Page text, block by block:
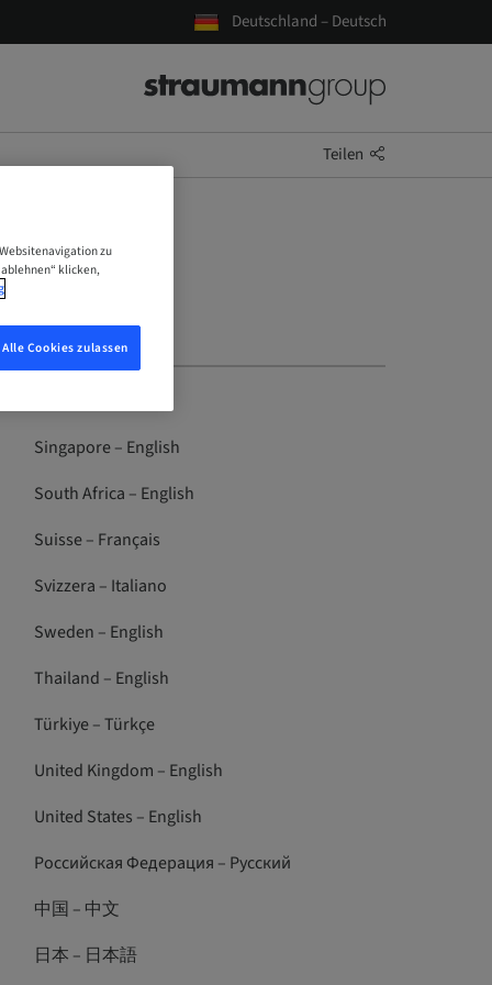
Deutschland – Deutsch
Teilen
Singapore – English
South Africa – English
Suisse – Français
Svizzera – Italiano
Sweden – English
Thailand – English
Türkiye – Türkçe
United Kingdom – English
United States – English
Российская Федерация – Русский
中国 – 中文
日本 – 日本語
zu
klicken,
Alle Cookies zulassen